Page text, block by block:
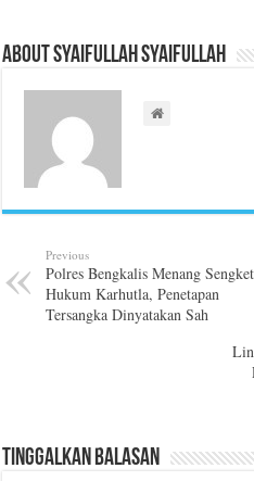
About Syaifullah Syaifullah
Previous
Polres Bengkalis Menang
Hukum Karhutla, Penetapan
Tersangka Dinyatakan Sah
Tinggalkan Balasan